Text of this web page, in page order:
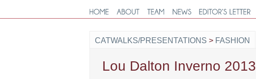
CATWALKS/PRESENTATIONS > FASHION
Lou Dalton Inverno 2013